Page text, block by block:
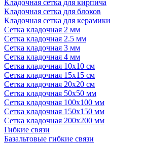
Кладочная сетка для кирпича
Кладочная сетка для блоков
Кладочная сетка для керамики
Сетка кладочная 2 мм
Сетка кладочная 2.5 мм
Сетка кладочная 3 мм
Сетка кладочная 4 мм
Сетка кладочная 10x10 см
Сетка кладочная 15x15 см
Сетка кладочная 20x20 см
Сетка кладочная 50x50 мм
Сетка кладочная 100x100 мм
Сетка кладочная 150x150 мм
Сетка кладочная 200x200 мм
Гибкие связи
Базальтовые гибкие связи